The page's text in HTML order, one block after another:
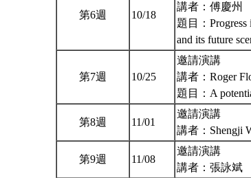
第6週 10/18
講者：傅慶州
題目：Progress
and its future
第7週 10/25
邀請演講
講者：Roger
題目：A
第8週 11/01
邀請演講
講者：Shengji
第9週 11/08
邀請演講
講者：張詠斌